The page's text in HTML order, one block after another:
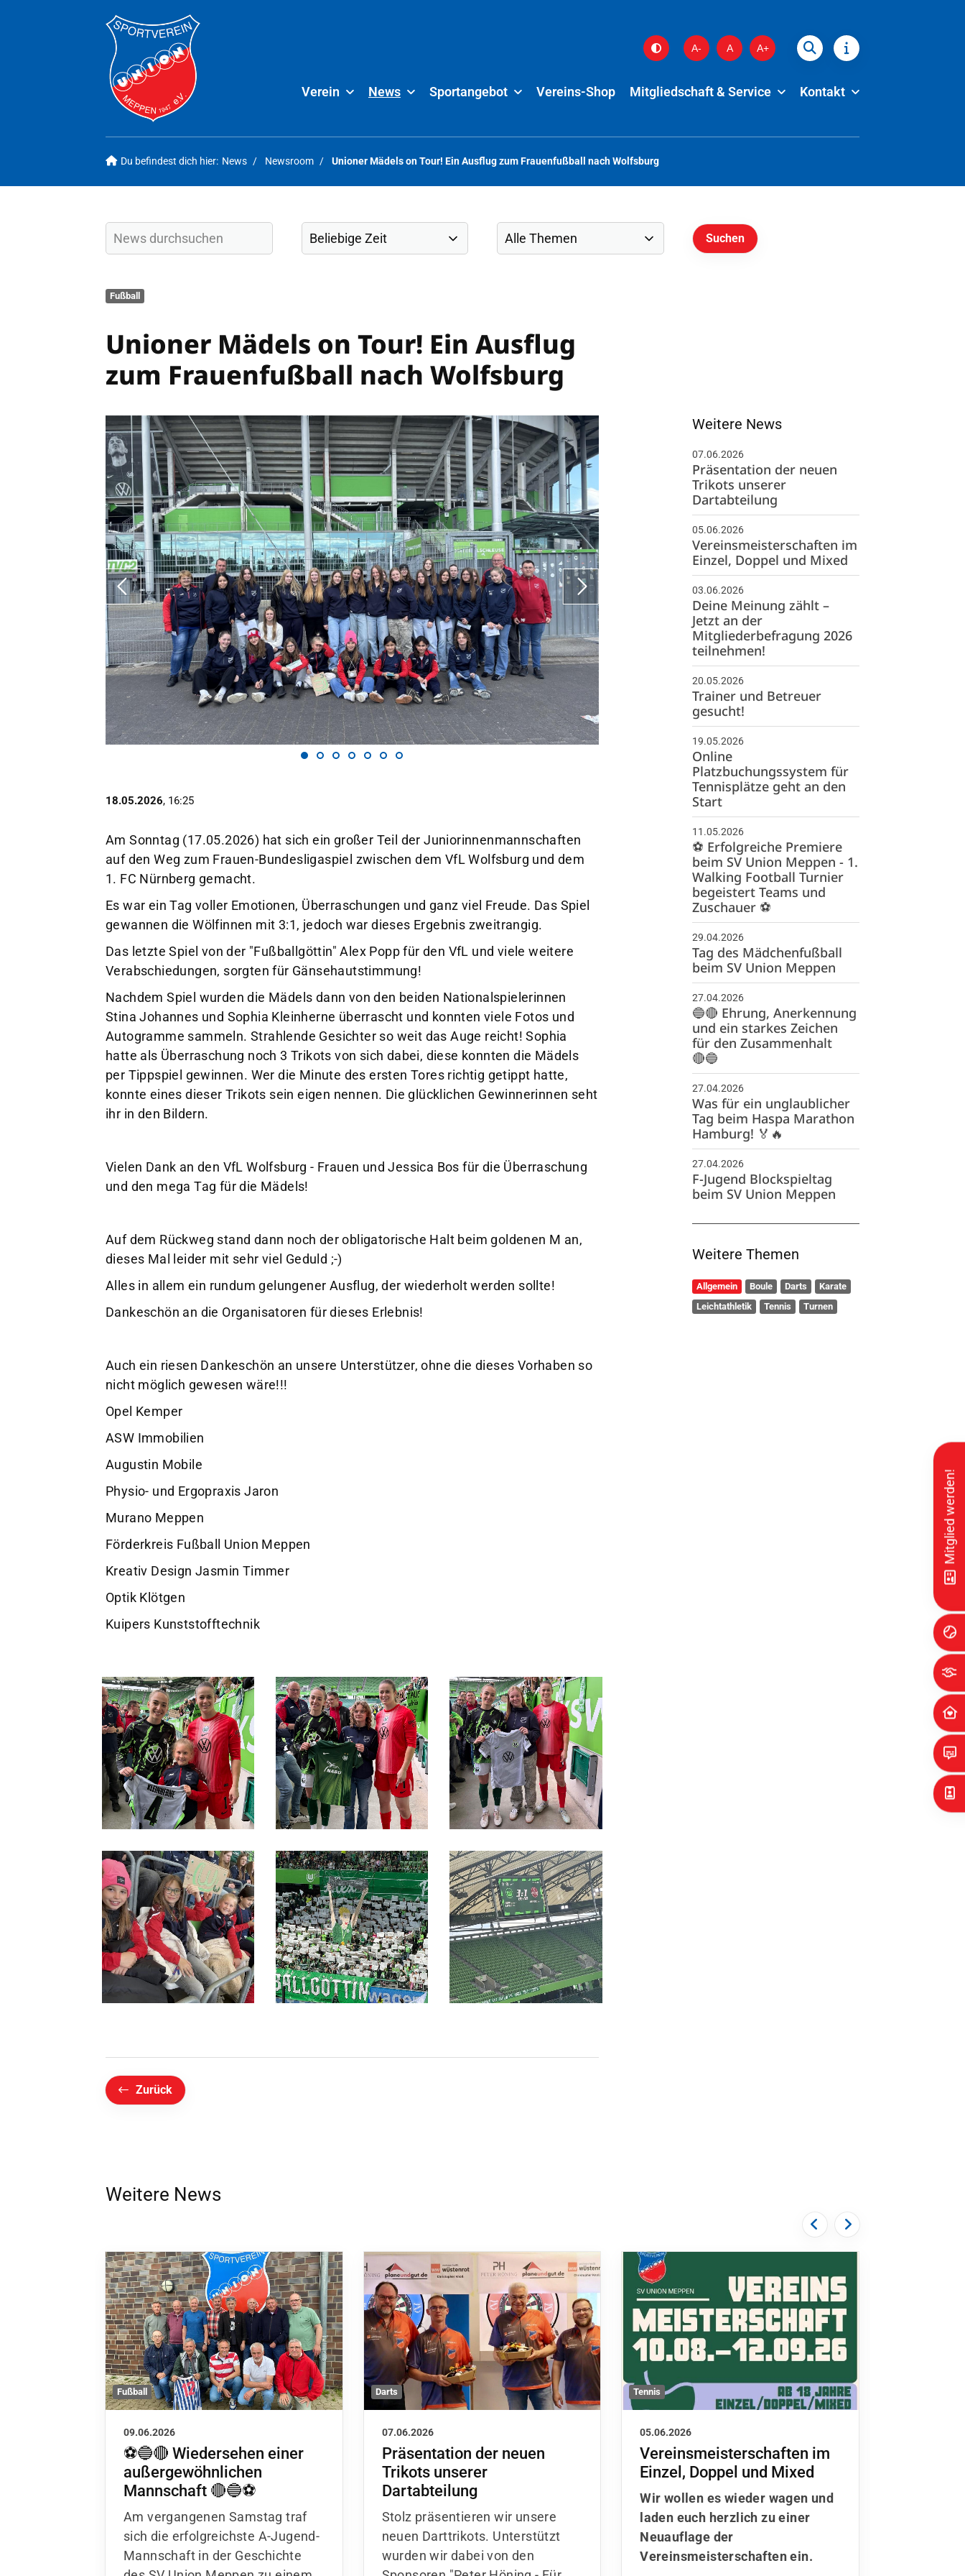
A- A A+
Verein News Sportangebot Vereins-Shop Mitgliedschaft & Service Kontakt
Du befindest dich hier: News Newsroom Unioner Mädels on Tour! Ein Ausflug zum Frauenfußball nach Wolfsburg
Fußball
Unioner Mädels on Tour! Ein Ausflug
zum Frauenfußball nach Wolfsburg
18.05.2026, 16:25
Am Sonntag (17.05.2026) hat sich ein großer Teil der Juniorinnenmannschaften
auf den Weg zum Frauen-Bundesligaspiel zwischen dem VfL Wolfsburg und dem
1. FC Nürnberg gemacht.
Es war ein Tag voller Emotionen, Überraschungen und ganz viel Freude. Das Spiel
gewannen die Wölfinnen mit 3:1, jedoch war dieses Ergebnis zweitrangig.
Das letzte Spiel von der "Fußballgöttin" Alex Popp für den VfL und viele weitere
Verabschiedungen, sorgten für Gänsehautstimmung!
Nachdem Spiel wurden die Mädels dann von den beiden Nationalspielerinnen
Stina Johannes und Sophia Kleinherne überrascht und konnten viele Fotos und
Autogramme sammeln. Strahlende Gesichter so weit das Auge reicht! Sophia
hatte als Überraschung noch 3 Trikots von sich dabei, diese konnten die Mädels
per Tippspiel gewinnen. Wer die Minute des ersten Tores richtig getippt hatte,
konnte eines dieser Trikots sein eigen nennen. Die glücklichen Gewinnerinnen seht
ihr in den Bildern.
Vielen Dank an den VfL Wolfsburg - Frauen und Jessica Bos für die Überraschung
und den mega Tag für die Mädels!
Auf dem Rückweg stand dann noch der obligatorische Halt beim goldenen M an,
dieses Mal leider mit sehr viel Geduld ;-)
Alles in allem ein rundum gelungener Ausflug, der wiederholt werden sollte!
Dankeschön an die Organisatoren für dieses Erlebnis!
Auch ein riesen Dankeschön an unsere Unterstützer, ohne die dieses Vorhaben so
nicht möglich gewesen wäre!!!
Opel Kemper
ASW Immobilien
Augustin Mobile
Physio- und Ergopraxis Jaron
Murano Meppen
Förderkreis Fußball Union Meppen
Kreativ Design Jasmin Timmer
Optik Klötgen
Kuipers Kunststofftechnik
Zurück
Weitere News
07.06.2026
Präsentation der neuen
Trikots unserer
Dartabteilung
05.06.2026
Vereinsmeisterschaften im
Einzel, Doppel und Mixed
03.06.2026
Deine Meinung zählt –
Jetzt an der
Mitgliederbefragung 2026
teilnehmen!
20.05.2026
Trainer und Betreuer
gesucht!
19.05.2026
Online
Platzbuchungssystem für
Tennisplätze geht an den
Start
11.05.2026
⚽️ Erfolgreiche Premiere
beim SV Union Meppen - 1.
Walking Football Turnier
begeistert Teams und
Zuschauer ⚽️
29.04.2026
Tag des Mädchenfußball
beim SV Union Meppen
27.04.2026
🔵🔴 Ehrung, Anerkennung
und ein starkes Zeichen
für den Zusammenhalt
🔴🔵
27.04.2026
Was für ein unglaublicher
Tag beim Haspa Marathon
Hamburg! 🏅🔥
27.04.2026
F-Jugend Blockspieltag
beim SV Union Meppen
Weitere Themen
Allgemein Boule Darts
Karate
Leichtathletik
Tennis Turnen
Weitere News
Fußball
09.06.2026
⚽🔵🔴 Wiedersehen einer
außergewöhnlichen
Mannschaft 🔴🔵⚽
Am vergangenen Samstag traf
sich die erfolgreichste A-Jugend-
Mannschaft in der Geschichte
Darts
07.06.2026
Präsentation der neuen
Trikots unserer
Dartabteilung
Stolz präsentieren wir unsere
neuen Darttrikots. Unterstützt
wurden wir dabei von den
Tennis
05.06.2026
Vereinsmeisterschaften im
Einzel, Doppel und Mixed
Wir wollen es wieder wagen und
laden euch herzlich zu einer
Neuauflage der
Vereinsmeisterschaften ein.
Mitglied werden!
SV Union Meppen 1947
e.V.
Versener Straße 69
49716 Meppen
0 59 31 / 81 99
info@sv-union-
Insides
Newsroom
Unser Sportangebot
Sportsuche
Veranstaltungen
Mitgliedschaft
Formulare & Anträge
Downloads
Fragen & Antworten
Interner Bereich
Mitglied werden
Newsletter